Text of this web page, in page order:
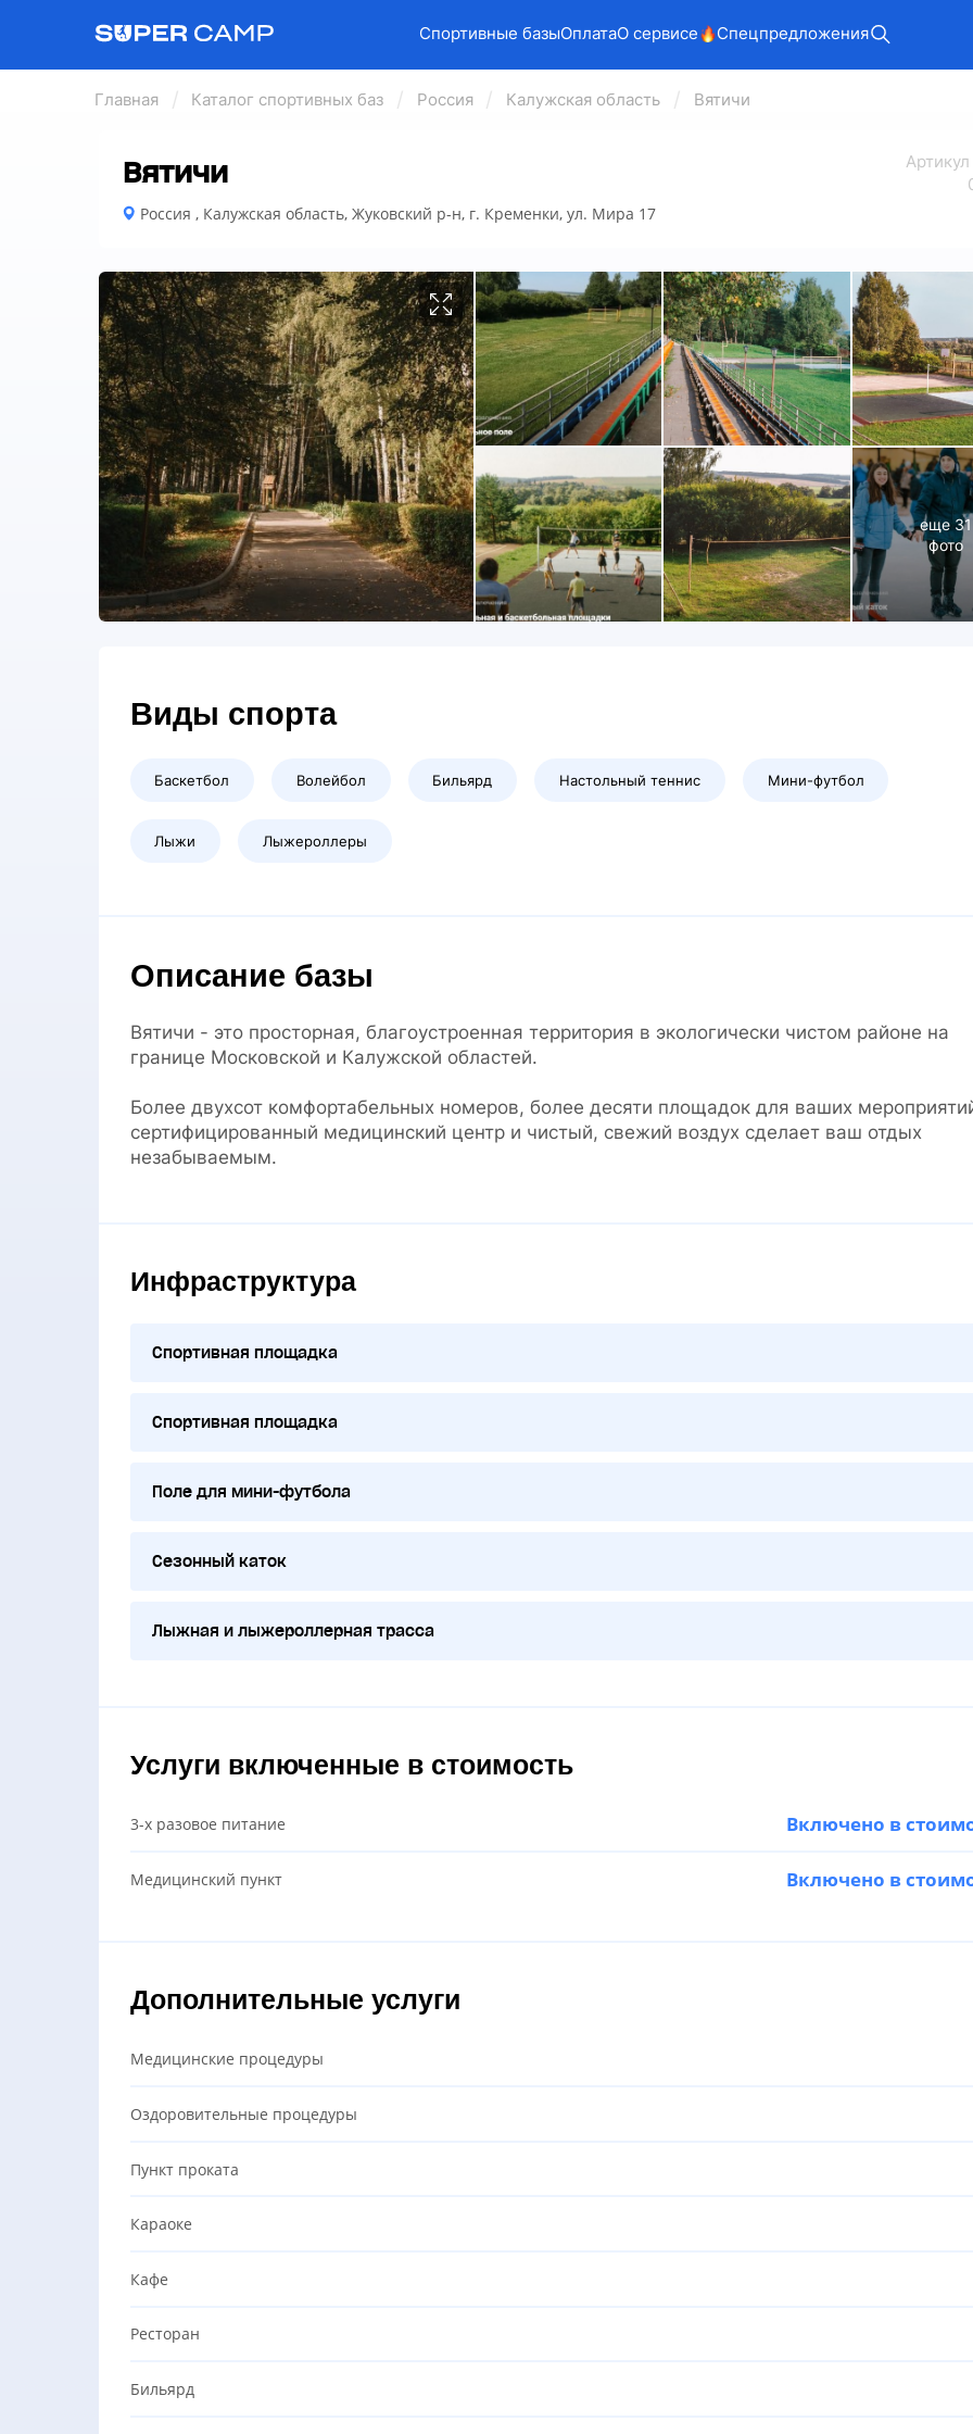
Спортивные базыОплатаО сервисе Спецпредложения
Главная Каталог спортивных баз Россия Калужская область Вятичи
Арт
Вятичи
Россия , Калужская область, Жуковский р-н, г. Кременки, ул. Мира 17
еще31
фото
Виды спорта
Баскетбол Волейбол Бильярд Настольный теннис Мини-футбол
Лыжи Лыжероллеры
Описание базы
Вятичи - это просторная, благоустроенная территория в экологически чистом районе на
границе Московской и Калужской областей.
Более двухсот комфортабельных номеров, более десяти площадок для ваших
сертифицированный медицинский центр и чистый, свежий воздух сделает ваш отдых
незабываемым.
Инфраструктура
Спортивная площадка
Спортивная площадка
Поле для мини-футбола
Сезонный каток
Лыжная и лыжероллерная трасса
Услуги включенные в стоимость
3-х разовое питание Включено в
Медицинский пункт Включено в
Дополнительные услуги
Медицинские процедуры
Оздоровительные процедуры
Пункт проката
Караоке
Кафе
Ресторан
Бильярд